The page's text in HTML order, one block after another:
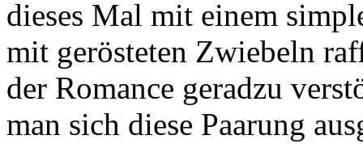
dieses Mal mit einem
mit gerösteten Zwiebeln
der Romance geradzu
man sich diese Paarung